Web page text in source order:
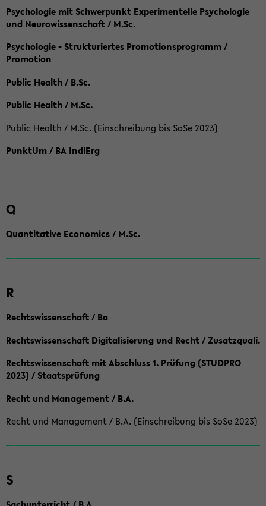
Psychologie mit Schwerpunkt Experimentelle Psychologie
und Neurowissenschaft / M.Sc.
Psychologie - Strukturiertes Promotionsprogramm /
Promotion
Public Health / B.Sc.
Public Health / M.Sc.
Public Health / M.Sc. (Einschreibung bis SoSe 2023)
PunktUm / BA IndiErg
Q
Quantitative Economics / M.Sc.
R
Rechtswissenschaft / Ba
Rechtswissenschaft Digitalisierung und Recht / Zusatzquali.
Rechtswissenschaft mit Abschluss 1. Prüfung (STUDPRO
2023) / Staatsprüfung
Recht und Management / B.A.
Recht und Management / B.A. (Einschreibung bis SoSe 2023)
S